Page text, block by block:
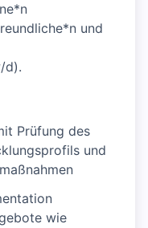
und
d).
Prüfung des
und
wie